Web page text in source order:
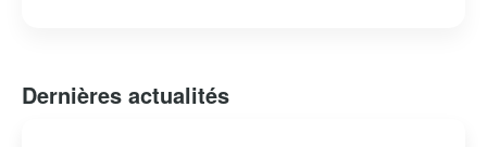
Dernières actualités